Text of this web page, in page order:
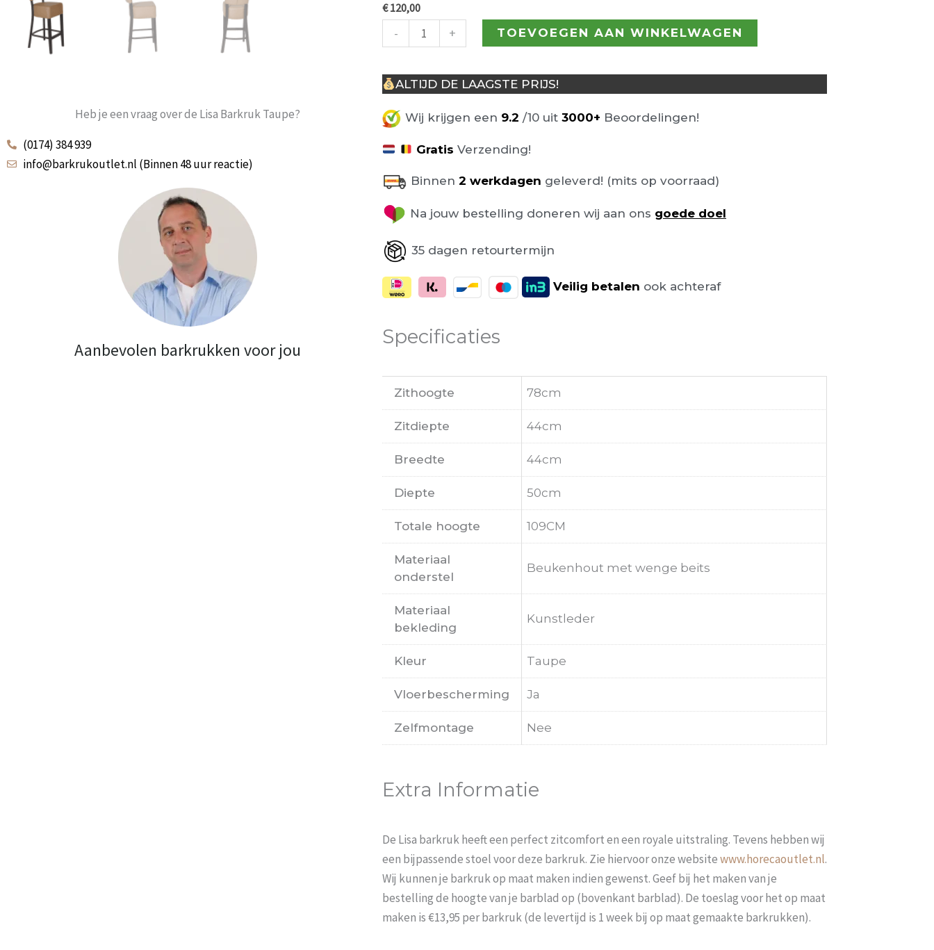
Heb je een vraag over de Lisa Barkruk Taupe?
(0174) 384 939
info@barkrukoutlet.nl (Binnen 48 uur reactie)
Aanbevolen barkrukken voor jou
€ 120,00
- + TOEVOEGEN AAN WINKELWAGEN
ALTIJD DE LAAGSTE PRIJS!
Wij krijgen een 9.2 /10 uit 3000+ Beoordelingen!
Gratis Verzending!
Binnen 2 werkdagen geleverd! (mits op voorraad)
Na jouw bestelling doneren wij aan ons goede doel
35 dagen retourtermijn
Veilig betalen ook achteraf
Specificaties
Zithoogte 78cm
Zitdiepte 44cm
Breedte 44cm
Diepte 50cm
Totale hoogte 109CM
Materiaal
onderstel
Beukenhout met wenge beits
Materiaal
bekleding
Kunstleder
Kleur Taupe
Vloerbescherming Ja
Zelfmontage Nee
Extra Informatie
De Lisa barkruk heeft een perfect zitcomfort en een royale uitstraling. Tevens hebben wij
een bijpassende stoel voor deze barkruk. Zie hiervoor onze websitewww.horecaoutlet.nl.
Wij kunnen je barkruk op maat maken indien gewenst. Geef bij het maken van je
bestelling de hoogte van je barblad op (bovenkant barblad). De toeslag voor het op maat
maken is €13,95 per barkruk (de levertijd is 1 week bij op maat gemaakte barkrukken).